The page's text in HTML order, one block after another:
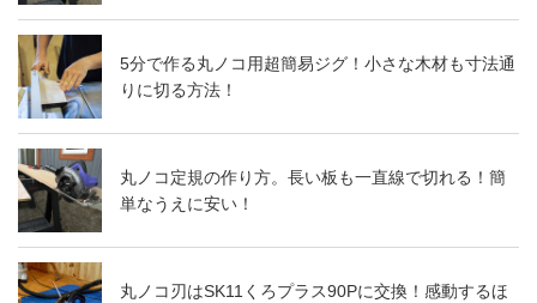
5分で作る丸ノコ用超簡易ジグ！小さな木材も寸法通
りに切る方法！
丸ノコ定規の作り方。長い板も一直線で切れる！簡
単なうえに安い！
丸ノコ刃はSK11くろプラス90Pに交換！感動するほ